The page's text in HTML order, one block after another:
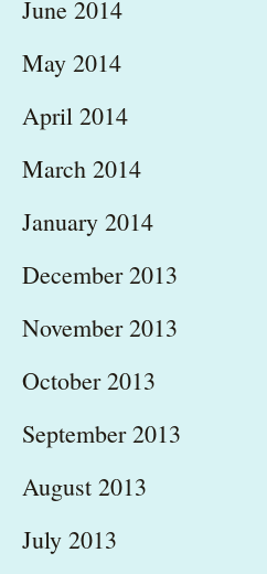
June 2014
May 2014
April 2014
March 2014
January 2014
December 2013
November 2013
October 2013
September 2013
August 2013
July 2013